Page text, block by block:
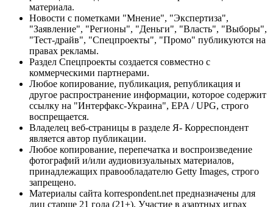
материала.
Новости с пометками "Мнение", "Экспертиза",
"Заявление", "Регионы", "Деньги", "Власть", "Выборы",
"Тест-драйв", "Спецпроекты", "Промо" публикуются на
правах рекламы.
Раздел Спецпроекты создается совместно с
коммерческими партнерами.
Любое копирование, публикация, републикация и
другое распространение информации, которое содержит
ссылку на "Интерфакс-Украина", EPA / UPG, строго
воспрещается.
Владелец веб-страницы в разделе Я- Корреспондент
является автор публикации.
Любое копирование, перепечатка и воспроизведение
фотографий и/или аудиовизуальных материалов,
принадлежащих правообладателю Getty Images, строго
запрещено.
Материалы сайта korrespondent.net предназначены для
лиц старше 21 года (21+). Участие в азартных играх